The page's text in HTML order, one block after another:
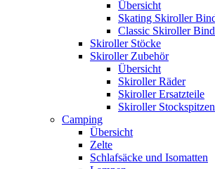
Übersicht
Skating Skiroller
Classic Skiroller
Skiroller Stöcke
Skiroller Zubehör
Übersicht
Skiroller Räder
Skiroller Ersatzteile
Skiroller Stockspitzen
Camping
Übersicht
Zelte
Schlafsäcke und Isomatten